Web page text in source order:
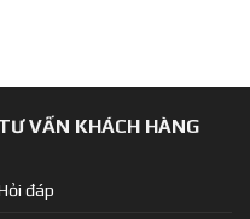
TƯ VẤN KHÁCH HÀNG
đáp